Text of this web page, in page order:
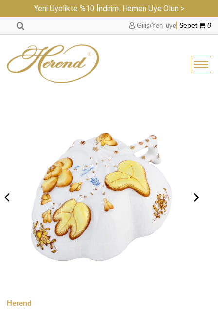
Yeni Üyelikte %10 İndirim. Hemen Üye Olun >
Giriş/Yeni üye Sepet 0
Herend